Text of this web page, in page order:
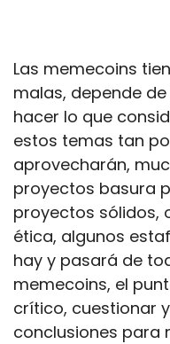
Las memecoins
malas, depende
hacer lo que
estos temas tan
aprovecharán,
proyectos basura
proyectos sólidos,
ética, algunos
hay y pasará de
memecoins, el
crítico, cuestionar
conclusiones para